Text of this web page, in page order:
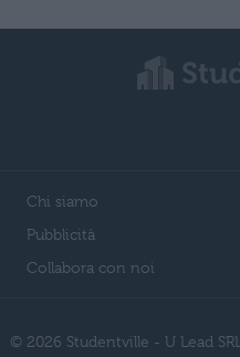
Chi siamo
Pubblicità
Collabora con noi
© 2026 Studentville - U Lead